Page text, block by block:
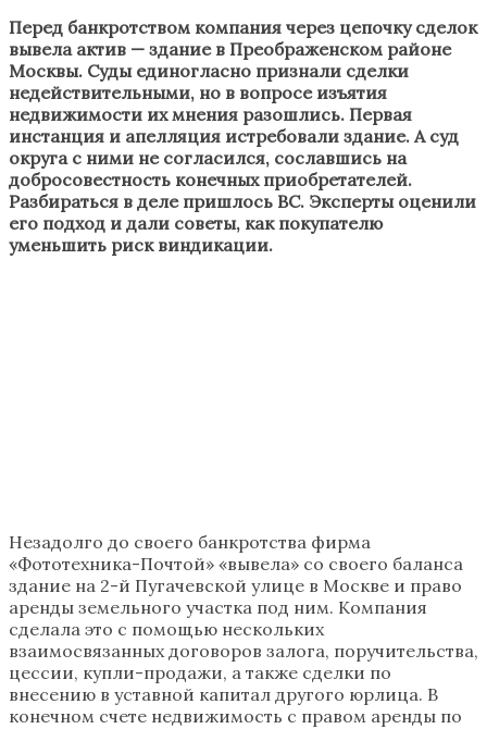
Перед банкротством компания через цепочку сделок
вывела актив — здание в Преображенском районе
Москвы. Суды единогласно признали сделки
недействительными, но в вопросе изъятия
недвижимости их мнения разошлись. Первая
инстанция и апелляция истребовали здание. А суд
округа с ними не согласился, сославшись на
добросовестность конечных приобретателей.
Разбираться в деле пришлось ВС. Эксперты оценили
его подход и дали советы, как покупателю
уменьшить риск виндикации.
Незадолго до своего банкротства фирма
«Фототехника-Почтой» «вывела» со своего баланса
здание на 2-й Пугачевской улице в Москве и право
аренды земельного участка под ним. Компания
сделала это с помощью нескольких
взаимосвязанных договоров залога, поручительства,
цессии, купли-продажи, а также сделки по
внесению в уставной капитал другого юрлица. В
конечном счете недвижимость с правом аренды по